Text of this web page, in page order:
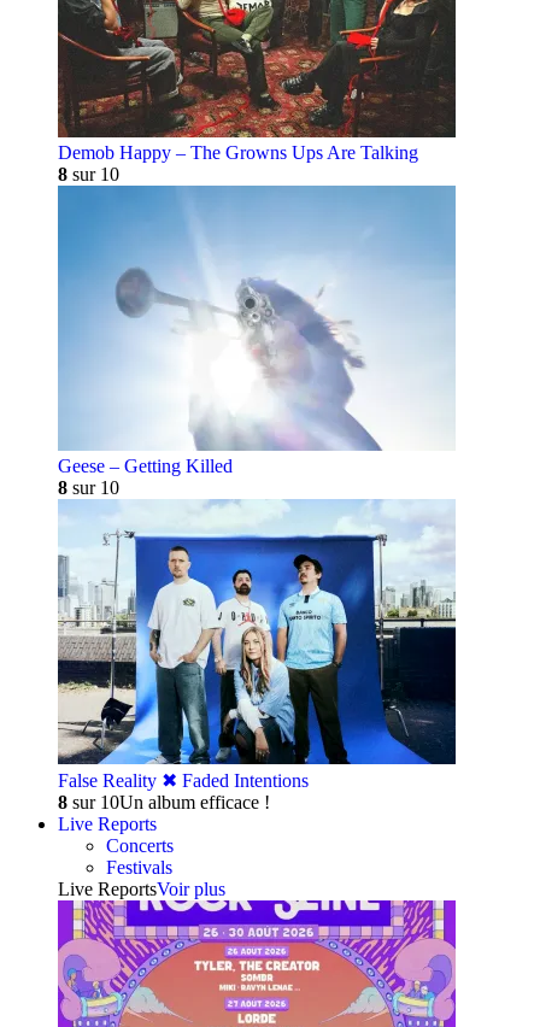
Demob Happy – The Growns Ups Are Talking
8 sur 10
Geese – Getting Killed
8 sur 10
False Reality ✖︎ Faded Intentions
8 sur 10Un album efficace !
Live Reports
Concerts
Festivals
Live ReportsVoir plus